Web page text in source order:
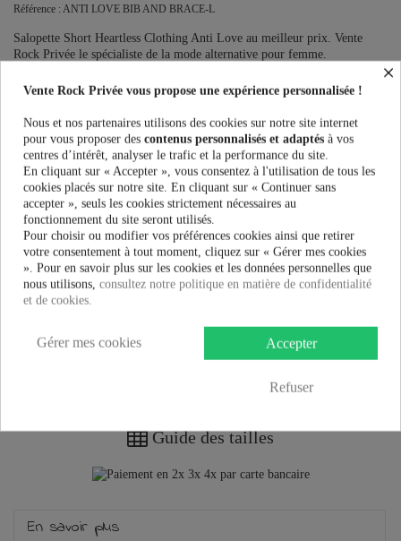
Référence : ANTI LOVE BIB AND BRACE-L
Salopette Short Heartless Clothing Anti Love au meilleur prix. Vente
Rock Privée le spécialiste de la mode alternative pour femme.
Ce produit n'est plus en stock
PRÉVENEZ-MOI LORSQUE LE PRODUIT EST DISPONIBLE
Taille:
41,90 €
et la livraison est offerte !
Guide des tailles
En savoir plus
×
Vente Rock Privée vous propose une expérience personnalisée !
Nous et nos partenaires utilisons des cookies sur notre site internet
pour vous proposer des contenus personnalisés et adaptés à vos
centres d’intérêt, analyser le trafic et la performance du site.
En cliquant sur « Accepter », vous consentez à l'utilisation de tous les
cookies placés sur notre site. En cliquant sur « Continuer sans
accepter », seuls les cookies strictement nécessaires au
fonctionnement du site seront utilisés.
Pour choisir ou modifier vos préférences cookies ainsi que retirer
votre consentement à tout moment, cliquez sur « Gérer mes cookies
». Pour en savoir plus sur les cookies et les données personnelles que
nous utilisons, consultez notre politique en matière de confidentialité
et de cookies.
Accepter
Refuser
Gérer mes cookies